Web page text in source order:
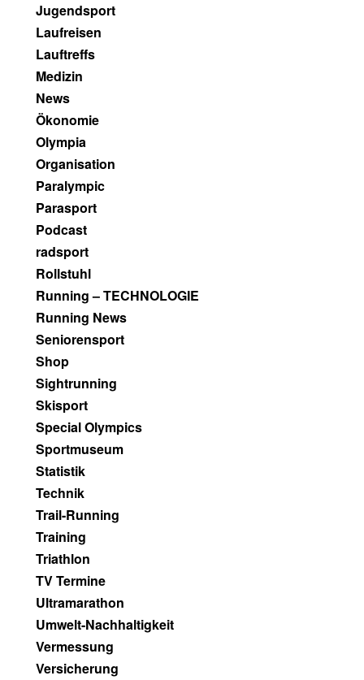
Jugendsport
Laufreisen
Lauftreffs
Medizin
News
Ökonomie
Olympia
Organisation
Paralympic
Parasport
Podcast
radsport
Rollstuhl
Running – TECHNOLOGIE
Running News
Seniorensport
Shop
Sightrunning
Skisport
Special Olympics
Sportmuseum
Statistik
Technik
Trail-Running
Training
Triathlon
TV Termine
Ultramarathon
Umwelt-Nachhaltigkeit
Vermessung
Versicherung